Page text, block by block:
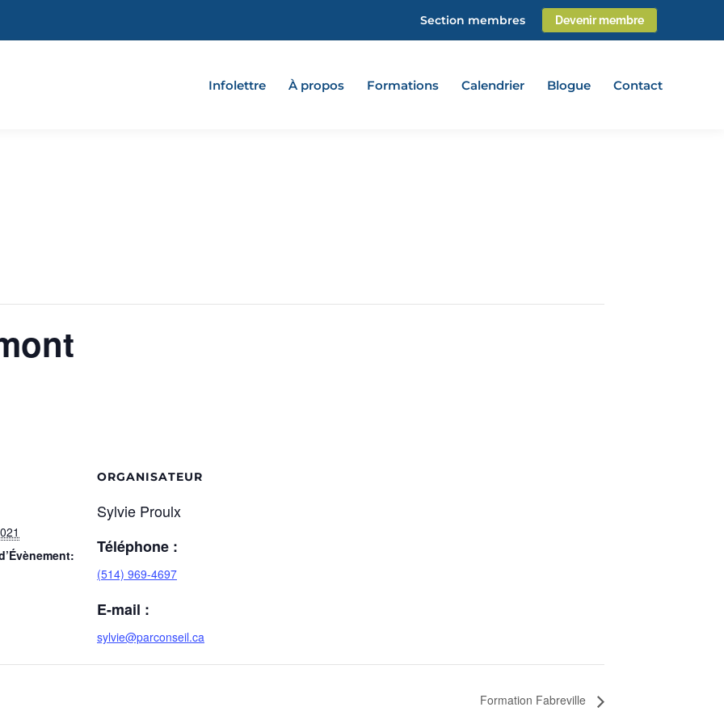
Section membres Devenir membre
Infolettre À propos Formations Calendrier Blogue Contact
ORGANISATEUR
Sylvie Proulx
Téléphone :
(514) 969-4697
E-mail :
sylvie@parconseil.ca
Formation Fabreville